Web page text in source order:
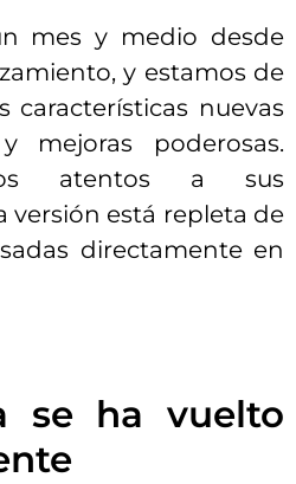
mes y medio desde
y estamos de
características nuevas
mejoras poderosas.
atentos a sus
versión está repleta de
directamente en
se ha vuelto